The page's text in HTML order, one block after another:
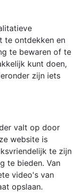
te ontdekken en
te bewaren of te
kunt doen,
zijn iets
valt op door
website is
te zijn
te bieden. Van
video's van
opslaan.